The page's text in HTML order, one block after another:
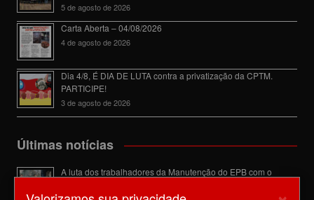
5 de agosto de 2026
Carta Aberta – 04/08/2026
4 de agosto de 2026
Dia 4/8, É DIA DE LUTA contra a privatização da CPTM.
PARTICIPE!
3 de agosto de 2026
Últimas notícias
A luta dos trabalhadores da Manutenção do EPB com o